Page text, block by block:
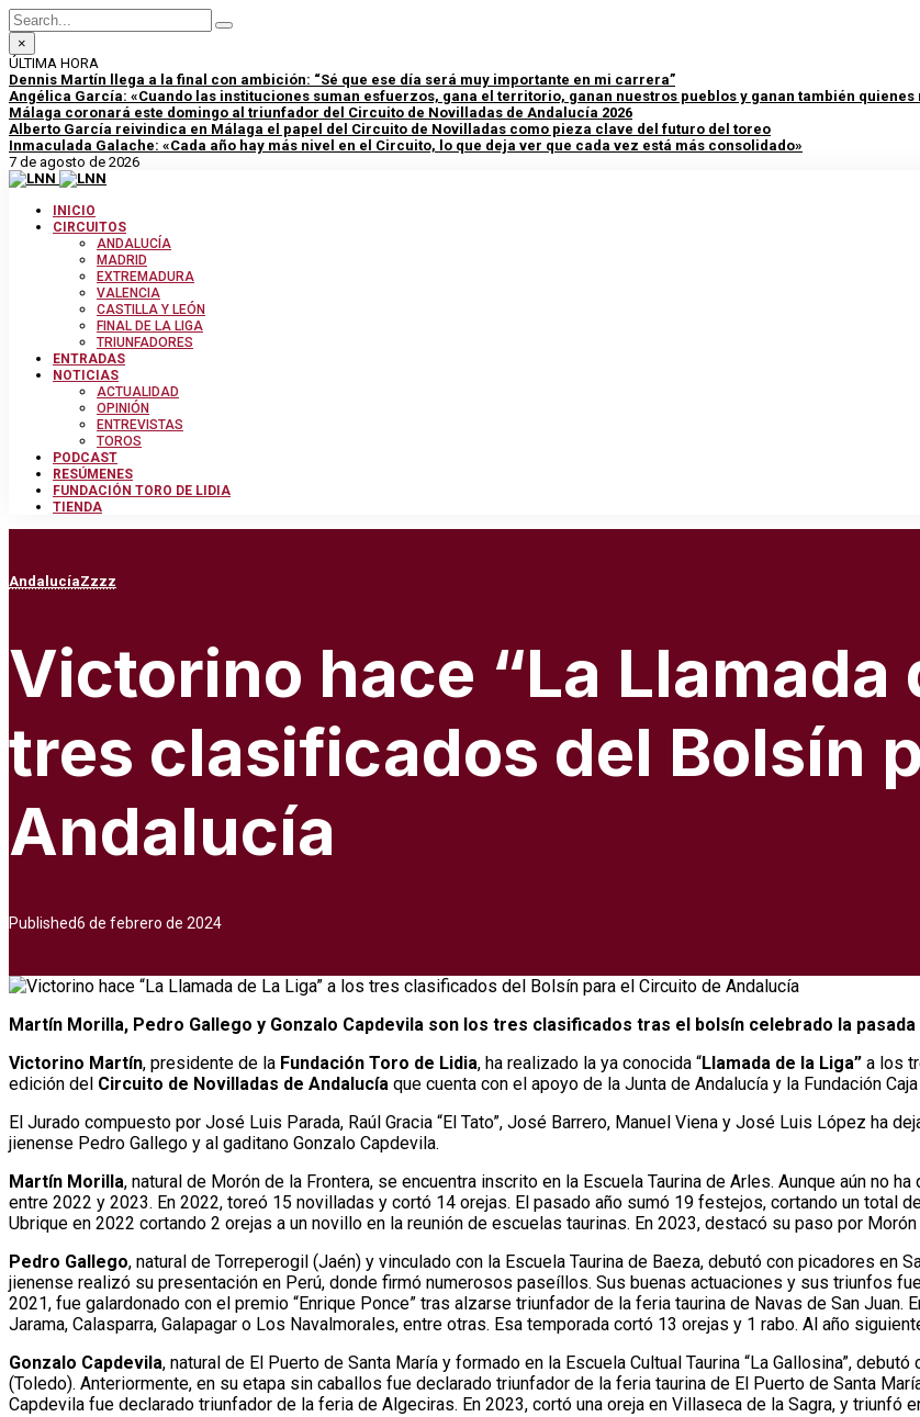
×
ÚLTIMA HORA
Dennis Martín llega a la final con ambición: “Sé que ese día será muy importante en mi carrera”
Angélica García: «Cuando las instituciones suman esfuerzos, gana el territorio, ganan nuestros pueblos y ganan también
Málaga coronará este domingo al triunfador del Circuito de Novilladas de Andalucía 2026
Alberto García reivindica en Málaga el papel del Circuito de Novilladas como pieza clave del futuro del toreo
Inmaculada Galache: «Cada año hay más nivel en el Circuito, lo que deja ver que cada vez está más consolidado»
7 de agosto de 2026
INICIO
CIRCUITOS
ANDALUCÍA
MADRID
EXTREMADURA
VALENCIA
CASTILLA Y LEÓN
FINAL DE LA LIGA
TRIUNFADORES
ENTRADAS
NOTICIAS
ACTUALIDAD
OPINIÓN
ENTREVISTAS
TOROS
PODCAST
RESÚMENES
FUNDACIÓN TORO DE LIDIA
TIENDA
AndalucíaZzzz
Victorino hace “La Llamada
tres clasificados del Bolsín
Andalucía
Published6 de febrero de 2024
Martín Morilla, Pedro Gallego y Gonzalo Capdevila son los tres clasificados tras el bolsín celebrado la
Victorino Martín, presidente de la Fundación Toro de Lidia, ha realizado la ya conocida “Llamada de la Liga” a los
edición del Circuito de Novilladas de Andalucía que cuenta con el apoyo de la Junta de Andalucía y la Fundación Caja
El Jurado compuesto por José Luis Parada, Raúl Gracia “El Tato”, José Barrero, Manuel Viena y José Luis López ha
jienense Pedro Gallego y al gaditano Gonzalo Capdevila.
Martín Morilla, natural de Morón de la Frontera, se encuentra inscrito en la Escuela Taurina de Arles. Aunque aún no
entre 2022 y 2023. En 2022, toreó 15 novilladas y cortó 14 orejas. El pasado año sumó 19 festejos, cortando un total
Ubrique en 2022 cortando 2 orejas a un novillo en la reunión de escuelas taurinas. En 2023, destacó su paso por
Pedro Gallego, natural de Torreperogil (Jaén) y vinculado con la Escuela Taurina de Baeza, debutó con picadores en
jienense realizó su presentación en Perú, donde firmó numerosos paseíllos. Sus buenas actuaciones y sus triunfos
2021, fue galardonado con el premio “Enrique Ponce” tras alzarse triunfador de la feria taurina de Navas de San Juan.
Jarama, Calasparra, Galapagar o Los Navalmorales, entre otras. Esa temporada cortó 13 orejas y 1 rabo. Al año
Gonzalo Capdevila, natural de El Puerto de Santa María y formado en la Escuela Cultual Taurina “La Gallosina”,
(Toledo). Anteriormente, en su etapa sin caballos fue declarado triunfador de la feria taurina de El Puerto de Santa
Capdevila fue declarado triunfador de la feria de Algeciras. En 2023, cortó una oreja en Villaseca de la Sagra, y triunfó